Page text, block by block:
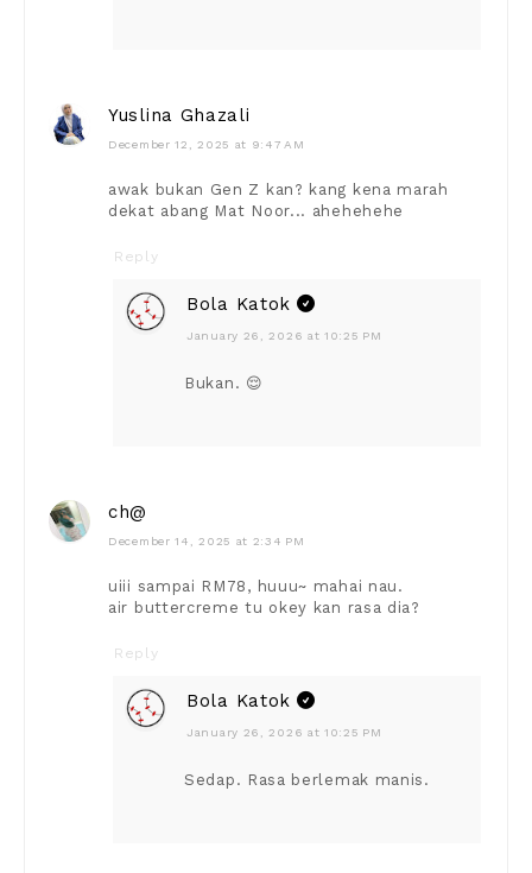
Yuslina Ghazali
December 12, 2025 at 9:47 AM
awak bukan Gen Z kan? kang kena marah
dekat abang Mat Noor... ahehehehe
Reply
Bola Katok
January 26, 2026 at 10:25 PM
Bukan. 😌
ch@
December 14, 2025 at 2:34 PM
uiii sampai RM78, huuu~ mahai nau.
air buttercreme tu okey kan rasa dia?
Reply
Bola Katok
January 26, 2026 at 10:25 PM
Sedap. Rasa berlemak manis.